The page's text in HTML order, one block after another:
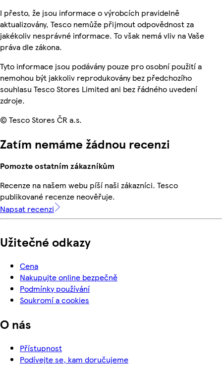
I přesto, že jsou informace o výrobcích pravidelně
aktualizovány, Tesco nemůže přijmout odpovědnost za
jakékoliv nesprávné informace. To však nemá vliv na Vaše
práva dle zákona.
Tyto informace jsou podávány pouze pro osobní použití a
nemohou být jakkoliv reprodukovány bez předchozího
souhlasu Tesco Stores Limited ani bez řádného uvedení
zdroje.
© Tesco Stores ČR a.s.
Zatím nemáme žádnou recenzi
Pomozte ostatním zákazníkům
Recenze na našem webu píší naši zákazníci. Tesco
publikované recenze neověřuje.
Napsat recenzi
Užitečné odkazy
Cena
Nakupujte online bezpečně
Podmínky používání
Soukromí a cookies
O nás
Přístupnost
Podívejte se, kam doručujeme